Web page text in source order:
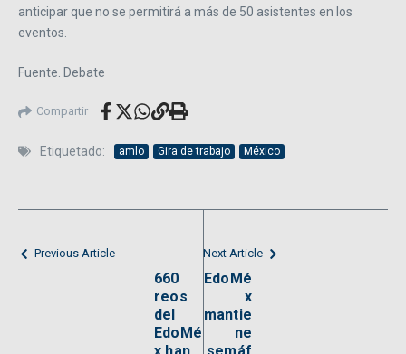
anticipar que no se permitirá a más de 50 asistentes en los
eventos.
Fuente. Debate
Compartir
Etiquetado: amlo Gira de trabajo México
Previous Article
660
reos
del
EdoMé
Next Article
EdoMé
x
mantie
ne